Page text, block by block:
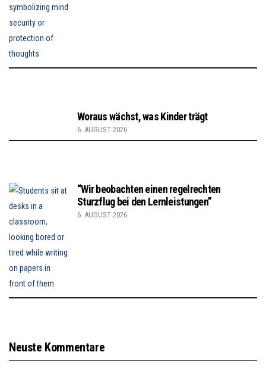
Woraus wächst, was Kinder trägt
6. AUGUST 2026
“Wir beobachten einen regelrechten
Sturzflug bei den Lernleistungen”
6. AUGUST 2026
Neuste Kommentare